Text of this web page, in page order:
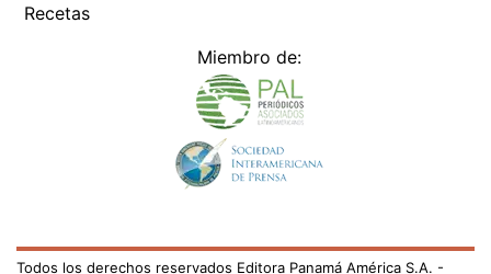
Recetas
Miembro de:
Todos los derechos reservados Editora Panamá América S.A. -